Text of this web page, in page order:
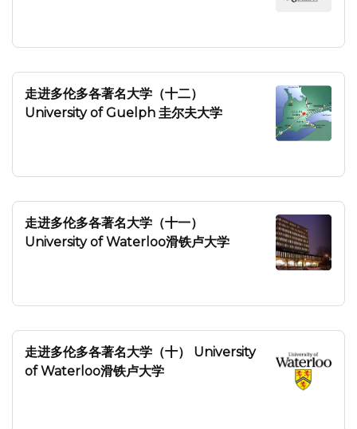
走进多伦多各著名大学（十二）
University of Guelph 圭尔夫大学
走进多伦多各著名大学（十一）
University of Waterloo滑铁卢大学
走进多伦多各著名大学（十） University
of Waterloo滑铁卢大学